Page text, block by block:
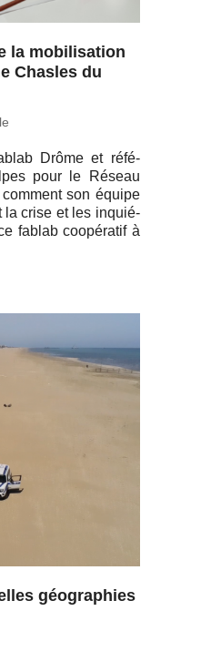
la mobilisation
Chasles du
Drôme et ré­fé­
pour le Réseau
son équipe
la crise et les in­quié­
fablab co­opé­ra­tif à
géographies